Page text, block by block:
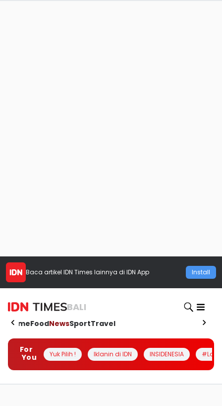
Baca artikel IDN Times lainnya di IDN App Install
BALI
HomeFoodNewsSportTravel
For
You
Yuk Pilih ! Iklanin di IDN INSIDENESIA